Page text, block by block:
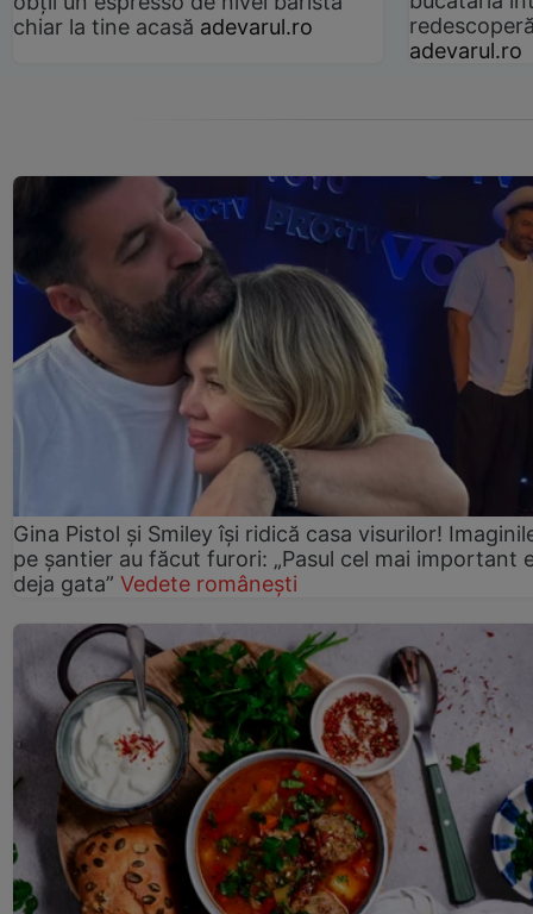
chiar la tine acasă adevarul.ro
adevarul.ro
Gina Pistol și Smiley își ridică casa visurilor!
pe șantier au făcut furori: „Pasul cel mai important
deja gata” Vedete românești